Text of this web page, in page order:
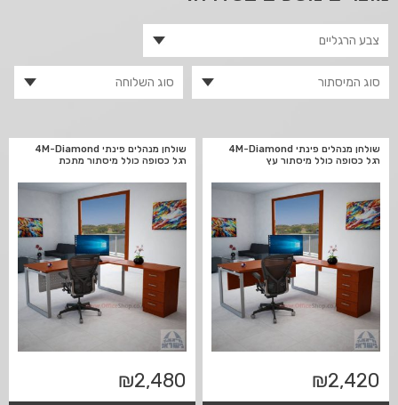
שולחן מנהלים פינתי 4M-Diamond
רגל כסופה כולל מיסתור עץ
₪2,420
שולחן מנהלים פינתי 4M-Diamond
רגל כסופה כולל מיסתור מתכת
₪2,480